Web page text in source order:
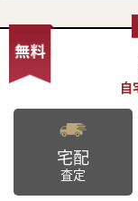
宅配
査定